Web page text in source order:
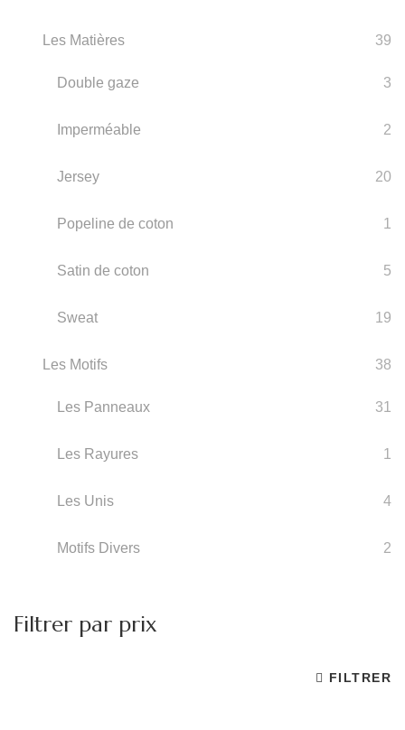
Les Matières 39
Double gaze 3
Imperméable 2
Jersey 20
Popeline de coton 1
Satin de coton 5
Sweat 19
Les Motifs 38
Les Panneaux 31
Les Rayures 1
Les Unis 4
Motifs Divers 2
Filtrer par prix
FILTRER